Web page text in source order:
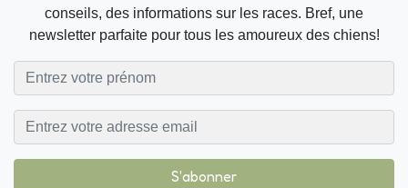
conseils, des informations sur les races. Bref, une
newsletter parfaite pour tous les amoureux des chiens!
S'abonner